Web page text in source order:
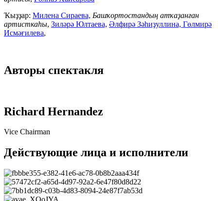
Ҡыҙҙар: Милена Сираева, Башҡортостандың атҡаҙанған
артисткаһы, Зиләрә Юлтаева, Әлфирә Зәһиҙуллина, Гөлмирә
Исмәғилева,
Авторы спектакля
Richard Hernandez
Vice Chairman
Действующие лица и исполнители